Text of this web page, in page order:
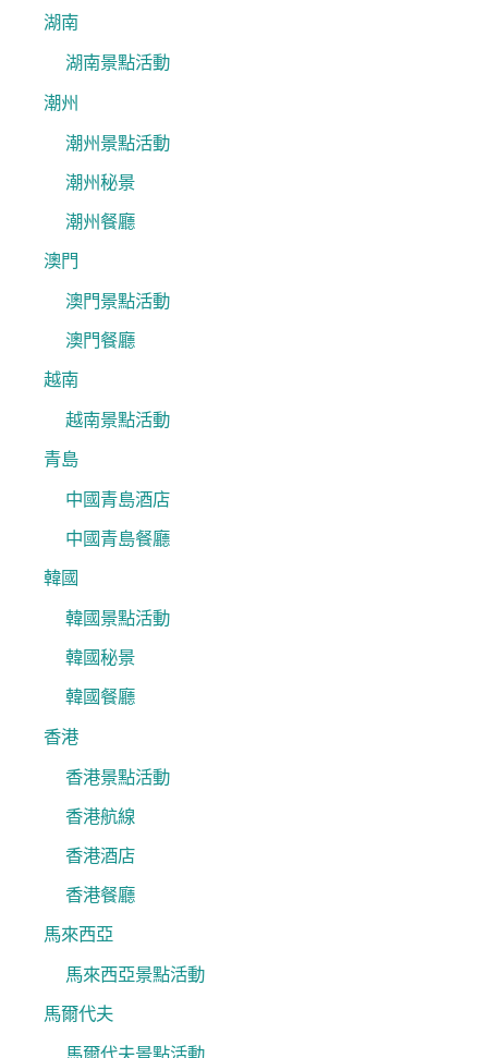
湖南
湖南景點活動
潮州
潮州景點活動
潮州秘景
潮州餐廳
澳門
澳門景點活動
澳門餐廳
越南
越南景點活動
青島
中國青島酒店
中國青島餐廳
韓國
韓國景點活動
韓國秘景
韓國餐廳
香港
香港景點活動
香港航線
香港酒店
香港餐廳
馬來西亞
馬來西亞景點活動
馬爾代夫